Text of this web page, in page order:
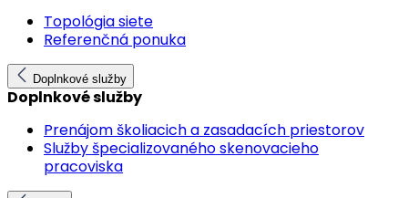
Topológia siete
Referenčná ponuka
Doplnkové služby
Doplnkové služby
Prenájom školiacich a zasadacích priestorov
Služby špecializovaného skenovacieho
pracoviska